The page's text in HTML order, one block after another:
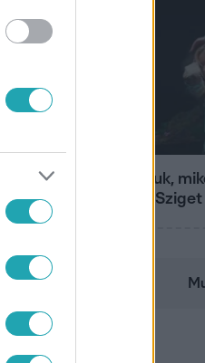
Mutatjuk,
az idei